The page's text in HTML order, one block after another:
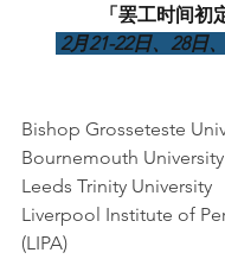
「罢工时间初
2月21-22日、28日
Bishop Grosseteste
Bournemouth
Leeds Trinity University
Liverpool Institute of
(LIPA)